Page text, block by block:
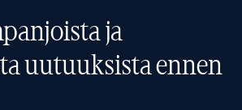
ja
uutuuksista ennen